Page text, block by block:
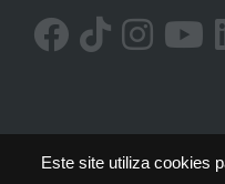
Este site utiliza cookies